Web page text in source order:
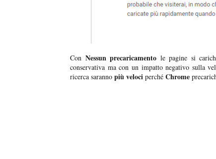
Con Nessun precaricamento le pagine si
conservativa ma con un impatto negativo sulla
ricerca saranno più veloci perché Chrome